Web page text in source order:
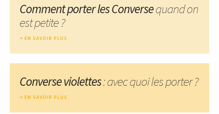
Comment porter les Conversequand on
est petite ?
EN SAVOIR PLUS
Converse violettes: avec quoi les porter ?
EN SAVOIR PLUS